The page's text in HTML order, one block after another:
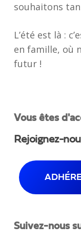
souhaitons
L’été est là :
en famille, où
futur !
Vous êtes
Rejoignez-
Suivez-nous